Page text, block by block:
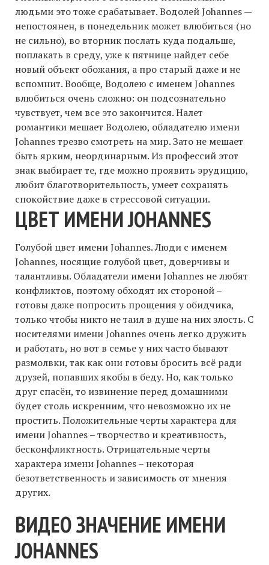
людьми это тоже срабатывает. Водолей Johannes —
непостоянен, в понедельник может влюбиться (но
не сильно), во вторник послать куда подальше,
поплакать в среду, уже к пятнице найдет себе
новый объект обожания, а про старый даже и не
вспомнит. Вообще, Водолею с именем Johannes
влюбиться очень сложно: он подсознательно
чувствует, чем все это закончится. Налет
романтики мешает Водолею, обладателю имени
Johannes трезво смотреть на мир. Зато не мешает
быть ярким, неординарным. Из профессий этот
знак выбирает те, где можно проявить эрудицию,
любит благотворительность, умеет сохранять
спокойствие даже в стрессовой ситуации.
ЦВЕТ ИМЕНИ JOHANNES
Голубой цвет имени Johannes. Люди с именем
Johannes, носящие голубой цвет, доверчивы и
талантливы. Обладатели имени Johannes не любят
конфликтов, поэтому обходят их стороной –
готовы даже попросить прощения у обидчика,
только чтобы никто не таил в душе на них злость. С
носителями имени Johannes очень легко дружить
и работать, но вот в семье у них часто бывают
размолвки, так как они готовы бросить всё ради
друзей, попавших якобы в беду. Но, как только
друг спасён, то извинение перед домашними
будет столь искренним, что невозможно их не
простить. Положительные черты характера для
имени Johannes – творчество и креативность,
бесконфликтность. Отрицательные черты
характера имени Johannes – некоторая
безответственность и зависимость от мнения
других.
ВИДЕО ЗНАЧЕНИЕ ИМЕНИ
JOHANNES